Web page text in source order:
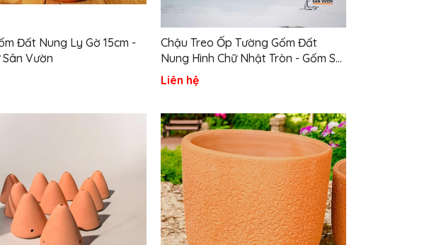
Đất Nung Ly Gờ 15cm -
Sân Vườn
Chậu Treo Ốp Tường Gốm Đất
Nung Hình Chữ Nhật Tròn - Gốm Sứ
Sân Vườn
Liên hệ